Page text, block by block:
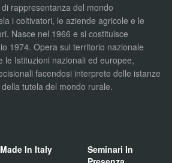
di rappresentanza del mondo
i coltivatori, le aziende agricole e le
Nasce nel 1966 e si costituisce
1974. Opera sul territorio nazionale
le Istituzioni nazionali ed europee,
facendosi interprete delle istanze
tutela del mondo rurale.
Made In Italy
Seminari In